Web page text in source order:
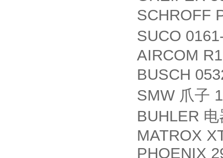
SCHROFF
SUCO
AIRCOM
BUSCH
SMW 爪子
BUHLER 电
MATROX
PHOENIX